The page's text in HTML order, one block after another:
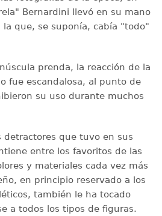
Bernardini llevó en su mano
que, se suponía, cabía "todo"
prenda, la reacción de la
fue escandalosa, al punto de
su uso durante muchos
detractores que tuvo en sus
entre los favoritos de las
y materiales cada vez más
en principio reservado a los
también le ha tocado
a todos los tipos de figuras.